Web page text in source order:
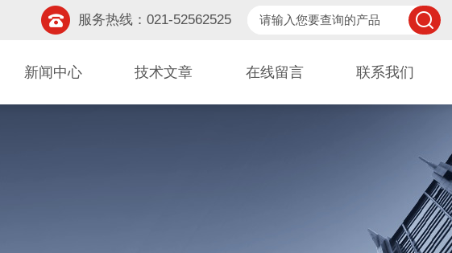
服务热线：021-52562525
新闻中心 技术文章 在线留言 联系我们